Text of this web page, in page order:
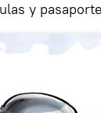
y